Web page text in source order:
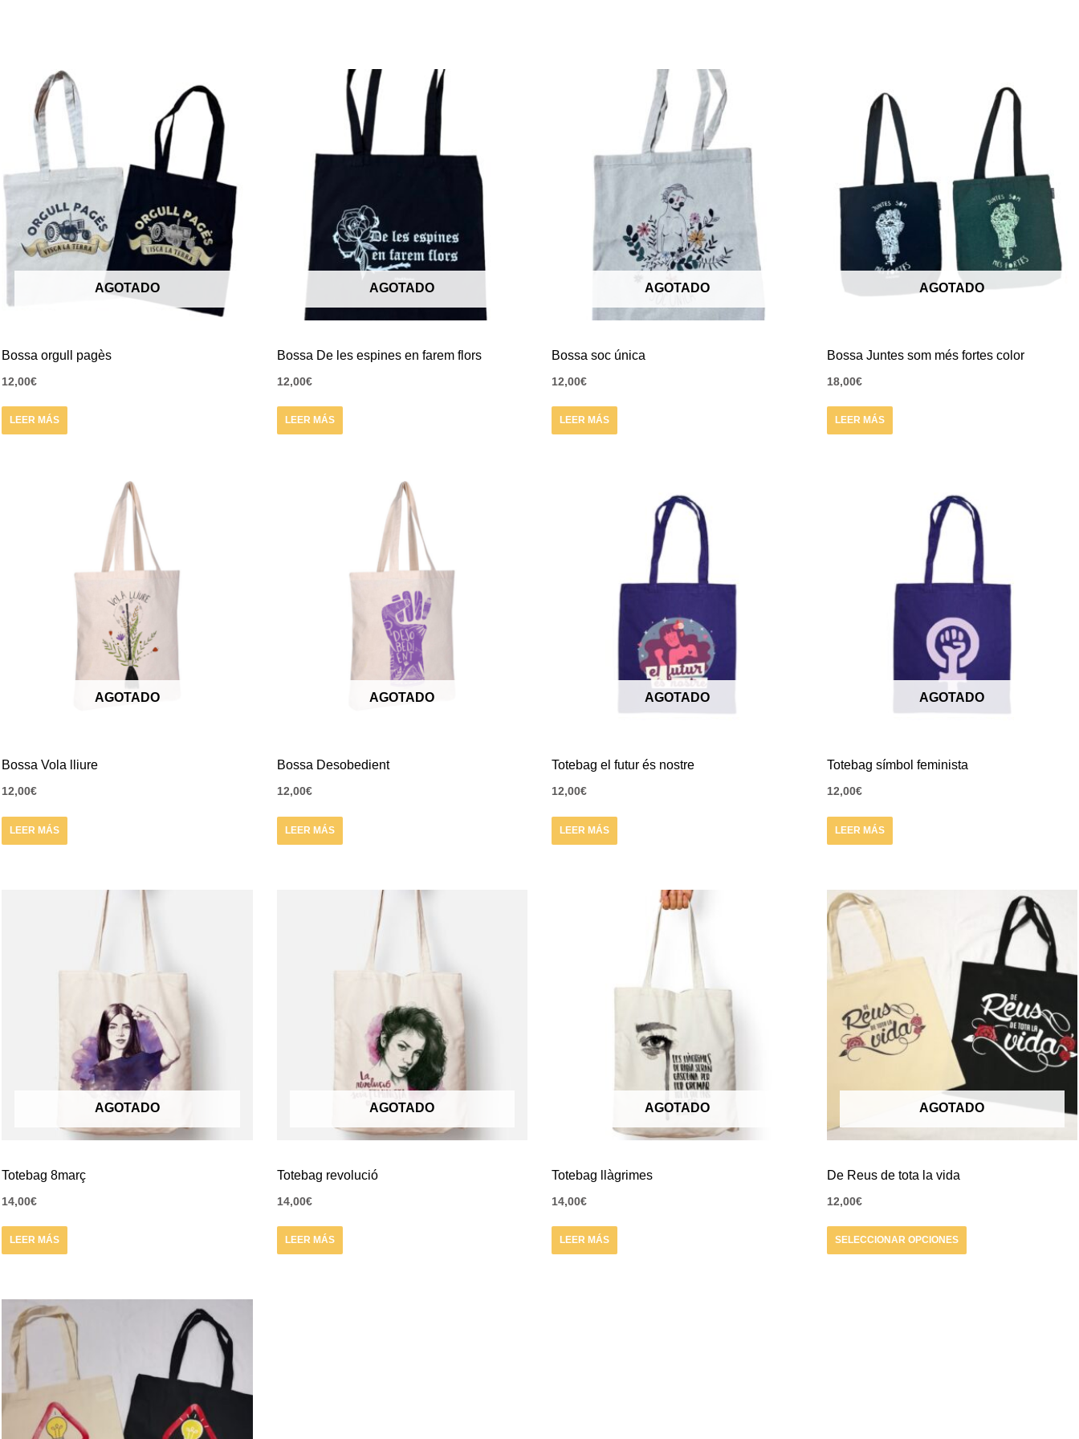
AGOTADO
Bossa orgull pagès
12,00€
LEER MÁS
AGOTADO
Bossa De les espines en farem flors
12,00€
LEER MÁS
AGOTADO
Bossa soc única
12,00€
LEER MÁS
AGOTADO
Bossa Juntes som més fortes color
18,00€
LEER MÁS
AGOTADO
Bossa Vola lliure
12,00€
LEER MÁS
AGOTADO
Bossa Desobedient
12,00€
LEER MÁS
AGOTADO
Totebag el futur és nostre
12,00€
LEER MÁS
AGOTADO
Totebag símbol feminista
12,00€
LEER MÁS
AGOTADO
Totebag 8març
14,00€
LEER MÁS
AGOTADO
Totebag revolució
14,00€
LEER MÁS
AGOTADO
Totebag llàgrimes
14,00€
LEER MÁS
AGOTADO
De Reus de tota la vida
12,00€
SELECCIONAR OPCIONES
Este
producto
tiene
múltiples
opciones
elegir
la
de
producto